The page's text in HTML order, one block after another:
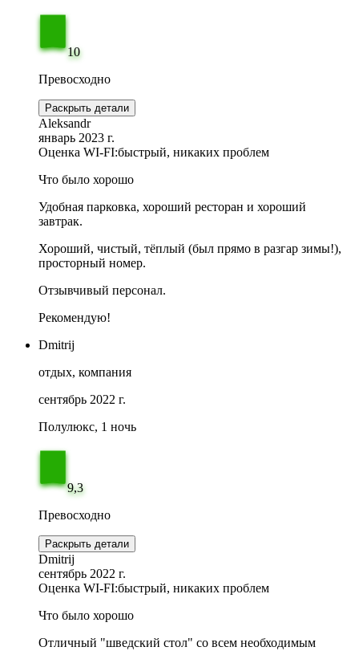
10
Превосходно
Раскрыть детали
Aleksandr
январь 2023 г.
Оценка WI-FI:быстрый, никаких проблем
Что было хорошо
Удобная парковка, хороший ресторан и хороший
завтрак.
Хороший, чистый, тёплый (был прямо в разгар зимы!),
просторный номер.
Отзывчивый персонал.
Рекомендую!
Dmitrij
отдых, компания
сентябрь 2022 г.
Полулюкс, 1 ночь
9,3
Превосходно
Раскрыть детали
Dmitrij
сентябрь 2022 г.
Оценка WI-FI:быстрый, никаких проблем
Что было хорошо
Отличный "шведский стол" со всем необходимым